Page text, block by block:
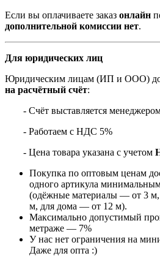
Если вы оплачиваете заказ онлайн
дополнительной комиссии нет.
Для юридических лиц
Юридическим лицам (ИП и ООО)
на расчётный счёт:
- Счёт выставляется
- Работаем с НДС 5%
- Цена товара указана с учетом
Покупка по оптовым ценам
одного артикула
(одёжные материалы — от 3
м, для дома — от 12 м).
Максимально допустимый
метраже — 7%
У нас нет ограничения на
Даже для опта :)